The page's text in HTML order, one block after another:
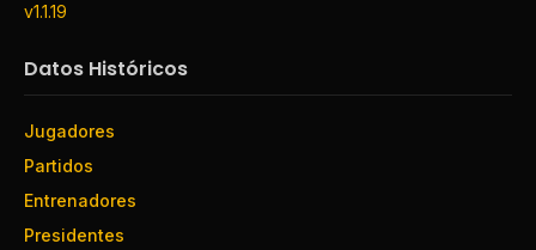
v1.1.19
Datos Históricos
Jugadores
Partidos
Entrenadores
Presidentes